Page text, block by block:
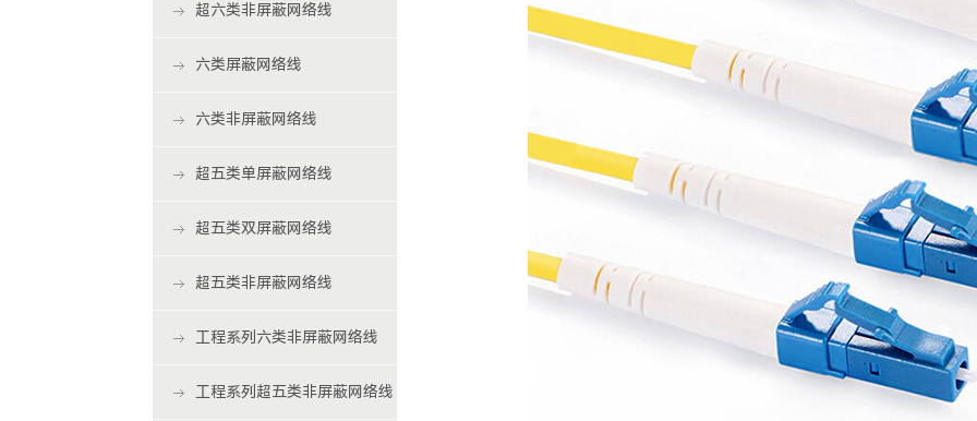
超六类非屏蔽网络线
六类屏蔽网络线
六类非屏蔽网络线
超五类单屏蔽网络线
超五类双屏蔽网络线
超五类非屏蔽网络线
工程系列六类非屏蔽网络线
工程系列超五类非屏蔽网络线